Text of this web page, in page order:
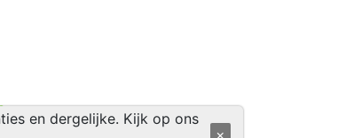
en dergelijke. Kijk op ons
×